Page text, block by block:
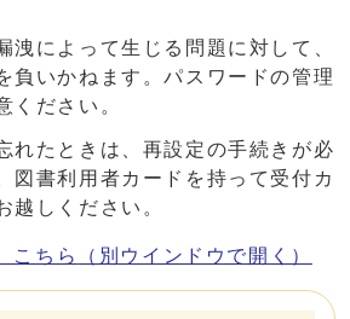
洩によって生じる問題に対して、
負いかねます。パスワードの管理
ください。
れたときは、再設定の手続きが必
図書利用者カードを持って受付カ
越しください。
こちら （別ウインドウで開く）